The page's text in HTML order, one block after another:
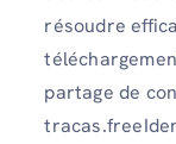
résoudre
partage de